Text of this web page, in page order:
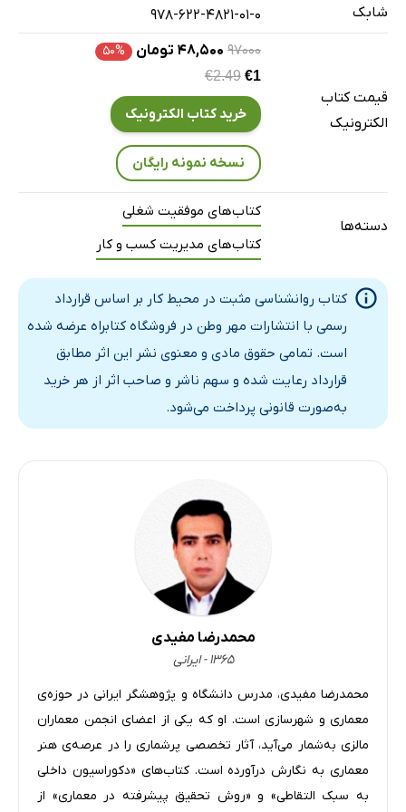
قلدری در محیط کار با ایده‌هایی برای حمایت از بزرگسالان
رفاه در محیط کار با ایده‌هایی برای سلامت فضای کسب
راهکارهایی برای ایجاد محیط کاری شادتر
روانشناسی صنعتی
رفتار سازمانی مثبت
مدیریت استرس در محیط کار
انجام تمرینات قاطعیت
مهارت‌های جرات ورزی در درمان
کمک به یک معتاد به کار در درمان
قاطعیت در روانشناسی
قیاسی بر ایجاد رضایت شغلی
رضایت شغلی و چرایی اهمیت آن
قدرت عدم انطباق یا انحراف مثبت
اهمیت روابط مثبت در محیط کار
روانشناسی سازمانی مثبت
انعطاف پذیری یا تاب آوری در محیط کار
قاطعیت در محیط کار
روانشناسی کار گروهی بر اساس عادت‌های تیمی موثر
نحوه ایجاد امنیت روانی در محیط کار
ذهن آگاهی در محیط کار
منابع
شابک
978-622-4821-01-0
قیمت کتاب
الکترونیک
۹۷۰۰۰ ۴۸,۵۰۰ تومان ۵۰%
€2.49 €1
خرید کتاب الکترونیک
نسخه نمونه رایگان
دسته‌ها
کتاب‌های موفقیت شغلی
کتاب‌های مدیریت کسب و کار
کتاب روانشناسی مثبت در محیط کار بر اساس قرارداد
رسمی با انتشارات مهر وطن در فروشگاه کتابراه عرضه شده
است. تمامی حقوق مادی و معنوی نشر این اثر مطابق
قرارداد رعایت شده و سهم ناشر و صاحب اثر از هر خرید
به‌صورت قانونی پرداخت می‌شود.
محمدرضا مفیدی
۱۳۶۵ - ایرانی
محمدرضا مفیدی، مدرس دانشگاه و پژوهشگر ایرانی در حوزه‌ی
معماری و شهرسازی است. او که یکی از اعضای انجمن معماران
مالزی به‌شمار می‌آید، آثار تخصصی پرشماری را در عرصه‌ی هنر
معماری به نگارش درآورده است. کتاب‌های «دکوراسیون داخلی
به سبک التقاطی» و «روش تحقیق پیشرفته در معماری» از